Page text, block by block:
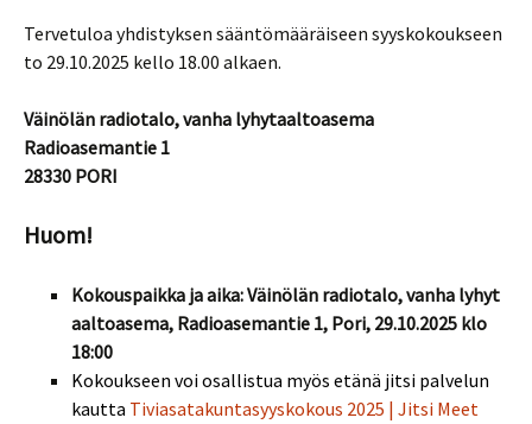
Tervetuloa yhdistyksen sääntömääräiseen syyskokoukseen
to 29.10.2025 kello 18.00 alkaen.
Väinölän radiotalo, vanha lyhytaaltoasema
Radioasemantie 1
28330 PORI
Huom!
Kokouspaikka ja aika: Väinölän radiotalo, vanha lyhyt
aaltoasema, Radioasemantie 1, Pori, 29.10.2025 klo
18:00
Kokoukseen voi osallistua myös etänä jitsi palvelun
kautta Tiviasatakuntasyyskokous 2025 | Jitsi Meet